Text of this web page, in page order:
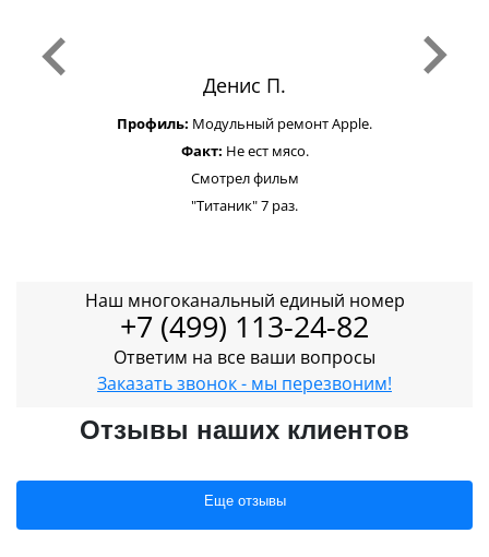
Денис П.
Профиль: Модульный ремонт Apple.
Факт: Не ест мясо.
Смотрел фильм
"Титаник" 7 раз.
Наш многоканальный единый номер
+7 (499) 113-24-82
Ответим на все ваши вопросы
Заказать звонок - мы перезвоним!
Отзывы наших клиентов
Еще отзывы